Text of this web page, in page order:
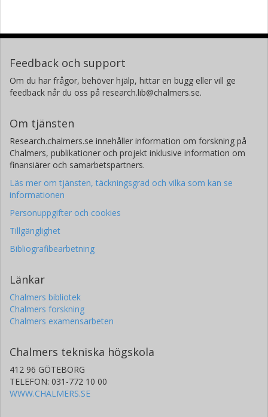
Feedback och support
Om du har frågor, behöver hjälp, hittar en bugg eller vill ge
feedback når du oss på research.lib@chalmers.se.
Om tjänsten
Research.chalmers.se innehåller information om forskning på
Chalmers, publikationer och projekt inklusive information om
finansiärer och samarbetspartners.
Läs mer om tjänsten, täckningsgrad och vilka som kan se
informationen
Personuppgifter och cookies
Tillgänglighet
Bibliografibearbetning
Länkar
Chalmers bibliotek
Chalmers forskning
Chalmers examensarbeten
Chalmers tekniska högskola
412 96 GÖTEBORG
TELEFON: 031-772 10 00
WWW.CHALMERS.SE